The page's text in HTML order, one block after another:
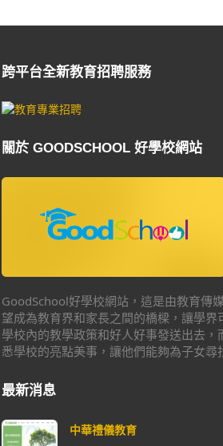
跨平台全新教育招聘服務
關於 GOODSCHOOL 好學校網站
GoodSchool好學校網站，這是由教育傳
望成為教育界和家長之間的橋樑，讓學
學校內的教學政策和好人好事發送出去
悉學校的亮點美事，讓他們能夠為子女尋
最新消息
中華禮儀教育